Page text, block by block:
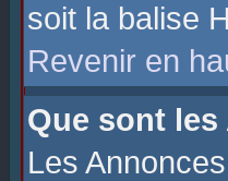
soit la balise
Revenir en
Que sont
Les